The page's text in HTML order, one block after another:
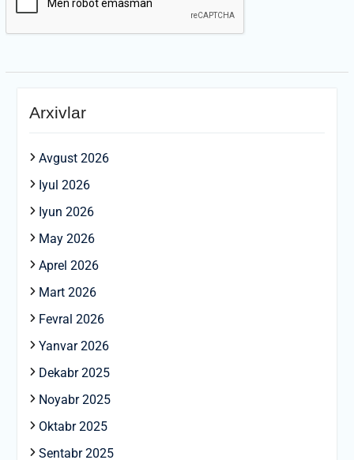
Arxivlar
Avgust 2026
Iyul 2026
Iyun 2026
May 2026
Aprel 2026
Mart 2026
Fevral 2026
Yanvar 2026
Dekabr 2025
Noyabr 2025
Oktabr 2025
Sentabr 2025